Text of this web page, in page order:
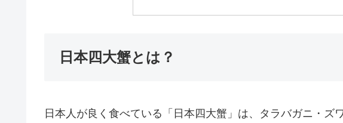
日本四大蟹とは？
日本人が良く食べている「日本四大蟹」は、タラバガニ・ズ